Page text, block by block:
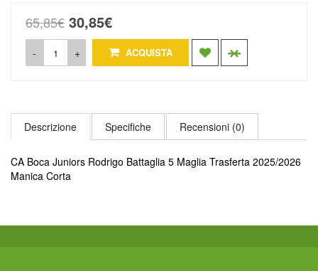
65,85€ 30,85€
- + ACQUISTA
Descrizione Specifiche Recensioni (0)
CA Boca Juniors Rodrigo Battaglia 5 Maglia Trasferta 2025/2026
Manica Corta